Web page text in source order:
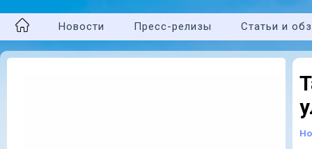
Новости Пресс-релизы Статьи и